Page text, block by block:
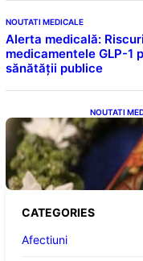
NOUTATI MEDICALE
Alerta medicală:
medicamentele GLP-1
sănătății publice
NOUTATI
Postul
CATEGORIES
Afectiuni